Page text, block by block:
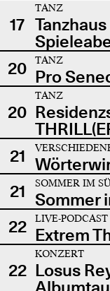
17
TANZ
20
TANZ
Pro
20
TANZ
21
21
SOMMER IM
Sommer
22
LIVE-PODCAST
Extrem
22
KONZERT
Losus